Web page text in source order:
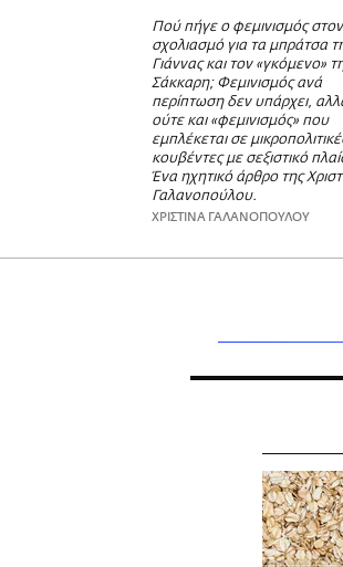
Πού πήγε ο φεμινισμός στον
σχολιασμό για τα μπράτσα
Γιάννας και τον «γκόμενο»
Σάκκαρη; Φεμινισμός ανά
περίπτωση δεν υπάρχει,
ούτε και «φεμινισμός» που
εμπλέκεται σε
κουβέντες με σεξιστικό
Ένα ηχητικό άρθρο της
Γαλανοπούλου.
ΧΡΙΣΤΙΝΑ ΓΑΛΑΝΟΠΟΥΛΟΥ